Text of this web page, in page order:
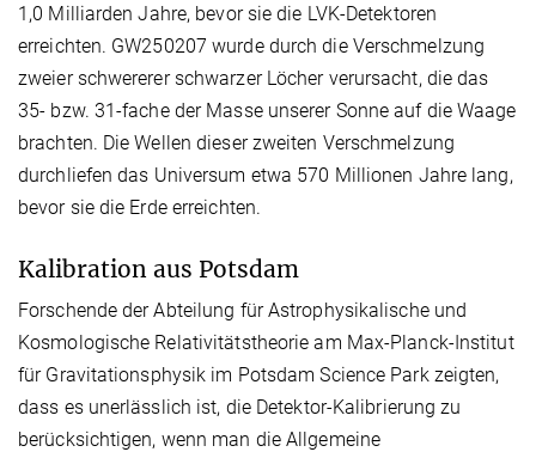
1,0 Milliarden Jahre, bevor sie die LVK-Detektoren
erreichten. GW250207 wurde durch die Verschmelzung
zweier schwererer schwarzer Löcher verursacht, die das
35- bzw. 31-fache der Masse unserer Sonne auf die Waage
brachten. Die Wellen dieser zweiten Verschmelzung
durchliefen das Universum etwa 570 Millionen Jahre lang,
bevor sie die Erde erreichten.
Kalibration aus Potsdam
Forschende der Abteilung für Astrophysikalische und
Kosmologische Relativitätstheorie am Max-Planck-Institut
für Gravitationsphysik im Potsdam Science Park zeigten,
dass es unerlässlich ist, die Detektor-Kalibrierung zu
berücksichtigen, wenn man die Allgemeine